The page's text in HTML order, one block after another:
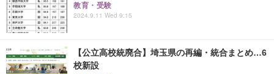
教育・受験
2024.9.11 Wed 9:15
【公立高校統廃合】埼玉県の再編・統合まとめ…6
校新設